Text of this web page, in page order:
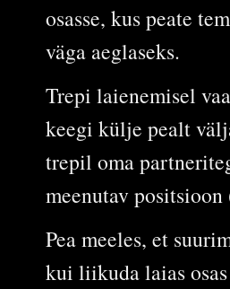
osasse, kus peate
väga aeglaseks.
Trepi laienemisel
keegi külje pealt
trepil oma
meenutav
Pea meeles, et
kui liikuda laias